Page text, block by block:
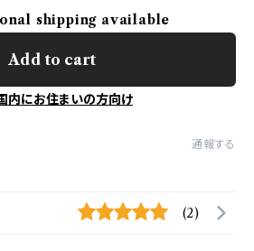
shipping available
Add to cart
内にお住まいの方向け
通報する
(2)